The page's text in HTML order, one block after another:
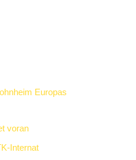
Europas
voran
Internat